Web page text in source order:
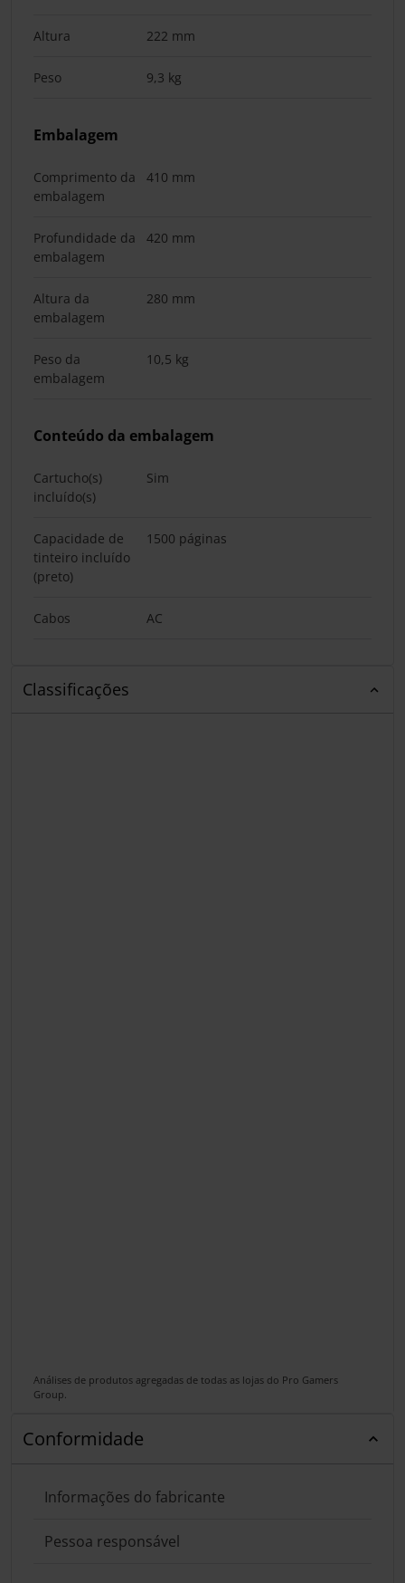
Altura 222 mm
Peso 9,3 kg
Embalagem
Comprimento da
embalagem
410 mm
Profundidade da
embalagem
420 mm
Altura da
embalagem
280 mm
Peso da
embalagem
10,5 kg
Conteúdo da embalagem
Cartucho(s)
incluído(s)
Sim
Capacidade de
tinteiro incluído
(preto)
1500 páginas
Cabos AC
Classificações
Análises de produtos agregadas de todas as lojas do Pro Gamers
Group.
Conformidade
Informações do fabricante
Pessoa responsável